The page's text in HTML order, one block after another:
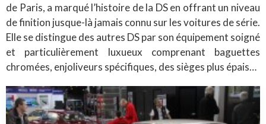
de Paris, a marqué l’histoire de la DS en offrant un niveau
de finition jusque-là jamais connu sur les voitures de série.
Elle se distingue des autres DS par son équipement soigné
et particulièrement luxueux comprenant baguettes
chromées, enjoliveurs spécifiques, des sièges plus épais…